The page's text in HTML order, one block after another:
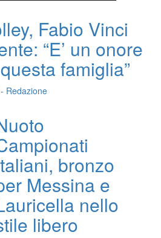
Fabio Vinci
“E’ un onore
famiglia”
Redazione
bronzo
Messina e
nello
libero